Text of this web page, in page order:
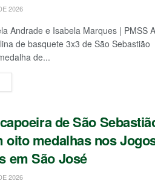
2026
Andrade e Isabela Marques | PMSS A
de basquete 3x3 de São Sebastião
de...
de São
oito medalhas nos
em São José
2026